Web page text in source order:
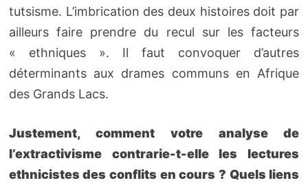
tutsisme. L’imbrication des deux histoires doit par
ailleurs faire prendre du recul sur les facteurs
« ethniques ». Il faut convoquer d’autres
déterminants aux drames communs en Afrique
des Grands Lacs.
Justement, comment votre analyse de
l’extractivisme contrarie-t-elle les lectures
ethnicistes des conflits en cours ? Quels liens